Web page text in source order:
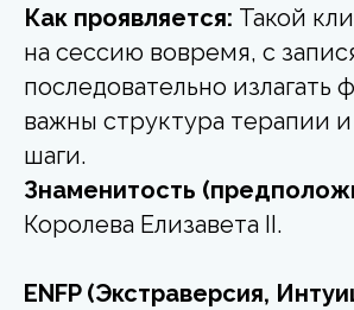
Как проявляется: Такой
на сессию вовремя, с
последовательно излагать
важны структура терапии
шаги.
Знаменитость
Королева Елизавета II.
ENFP (Экстраверсия,